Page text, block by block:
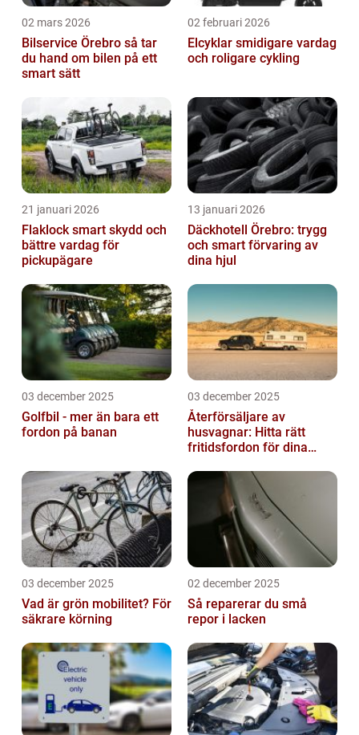
02 mars 2026
Bilservice Örebro så tar
du hand om bilen på ett
smart sätt
02 februari 2026
Elcyklar smidigare vardag
och roligare cykling
21 januari 2026
Flaklock smart skydd och
bättre vardag för
pickupägare
13 januari 2026
Däckhotell Örebro: trygg
och smart förvaring av
dina hjul
03 december 2025
Golfbil - mer än bara ett
fordon på banan
03 december 2025
Återförsäljare av
husvagnar: Hitta rätt
fritidsfordon för dina
03 december 2025
Vad är grön mobilitet? För
säkrare körning
02 december 2025
Så reparerar du små
repor i lacken